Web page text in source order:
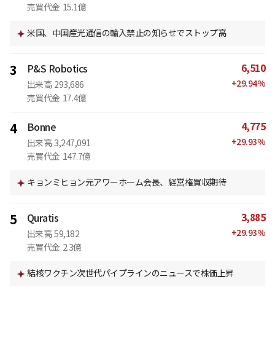
売買代金 15.1億
米国、中国産光通信の輸入禁止の知らせでストップ高
3 P&S Robotics
出来高 293,686
売買代金 17.4億
6,510
+29.94%
4 Bonne
出来高 3,247,091
売買代金 147.7億
4,775
+29.93%
キョンミヒョン元アワーホーム会長、経営権買収期待
5 Quratis
出来高 59,182
売買代金 2.3億
3,885
+29.93%
結核ワクチン次世代パイプラインのニュースで株価上昇